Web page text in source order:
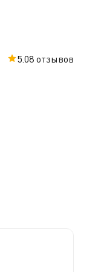
5.08 отзывов